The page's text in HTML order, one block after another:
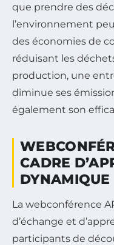
que prendre des
l’environnement
des économies de
réduisant les
production, une
diminue ses
également son
CADRE
DYNAMIQUE
La webconférence
d’échange et
participants de